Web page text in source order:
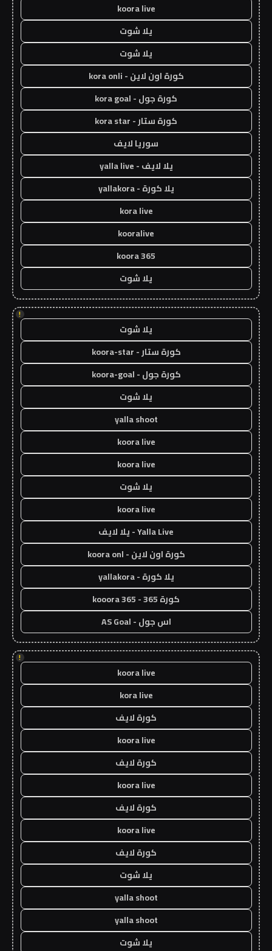
koora live
يلا شوت
يلا شوت
كورة اون لاين - kora onli
كورة جول - kora goal
كورة ستار - kora star
سوريا لايف
يلا لايف - yalla live
يلا كورة - yallakora
kora live
kooralive
koora 365
يلا شوت
!
يلا شوت
كورة ستار - koora-star
كورة جول - koora-goal
يلا شوت
yalla shoot
koora live
koora live
يلا شوت
koora live
Yalla Live - يلا لايف
كورة اون لاين - koora onl
يلا كورة - yallakora
كورة 365 - kooora 365
اس جول - AS Goal
!
koora live
kora live
كورة لايف
koora live
كورة لايف
koora live
كورة لايف
koora live
كورة لايف
يلا شوت
yalla shoot
yalla shoot
يلا شوت